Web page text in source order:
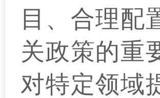
目、合理配
关政策的重
对特定领域